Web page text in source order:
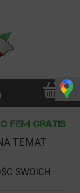
TEMAT
SWOICH